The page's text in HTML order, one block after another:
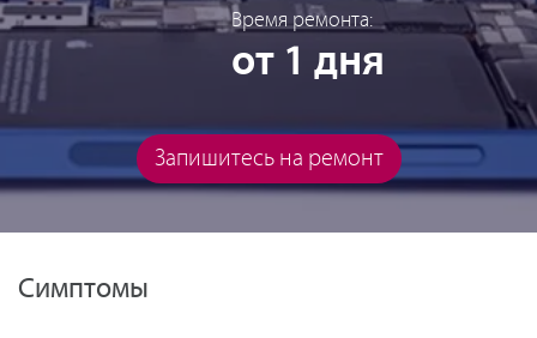
Время ремонта:
от 1 дня
Запишитесь на ремонт
Симптомы